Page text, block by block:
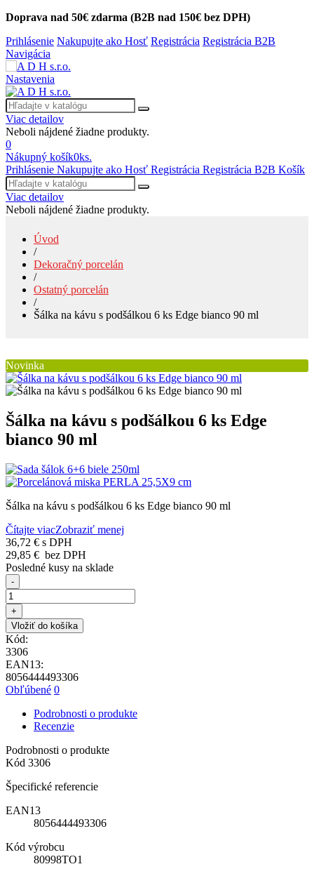
Doprava nad 50€ zdarma (B2B nad 150€ bez DPH)
Prihlásenie Nakupujte ako Hosť Registrácia Registrácia B2B
Navigácia
Nastavenia
Viac detailov
Neboli nájdené žiadne produkty.
0
Nákupný košík0ks.
Prihlásenie Nakupujte ako Hosť Registrácia Registrácia B2B Košík
Viac detailov
Neboli nájdené žiadne produkty.
Úvod
/
Dekoračný porcelán
/
Ostatný porcelán
/
Šálka na kávu s podšálkou 6 ks Edge bianco 90 ml
Novinka
Šálka na kávu s podšálkou 6 ks Edge
bianco 90 ml
Šálka na kávu s podšálkou 6 ks Edge bianco 90 ml
Čítajte viacZobraziť menej
36,72 € s DPH
29,85 € bez DPH
Posledné kusy na sklade
-
+
Vložiť do košíka
Kód:
3306
EAN13:
8056444493306
Obľúbené 0
Podrobnosti o produkte
Recenzie
Podrobnosti o produkte
Kód 3306
Špecifické referencie
EAN13
8056444493306
Kód výrobcu
80998TO1